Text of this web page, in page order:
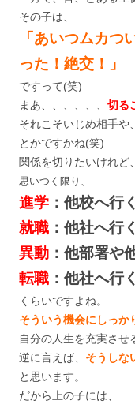
その子は、
「あいつムカつ
った！絶交！」
ですって(笑)
まあ、、、、、、 切る
それこそいじめ相手や
とかですかね(笑)
関係を切りたいけれど
思いつく限り、
進学 ：他校へ行く
就職 ：他社へ行く
異動 ：他部署や
転職 ：他社へ行く
くらいですよね。
そういう機会にしっか
自分の人生を充実させ
逆に言えば、 そうしな
と思います。
だから上の子には、